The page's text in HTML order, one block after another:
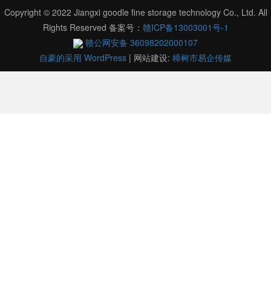
Copyright © 2022 Jiangxi goodle fine storage technology Co., Ltd. All
Rights Reserved 备案号： 赣ICP备13003001号-1
赣公网安备 36098202000107
自豪的采用 WordPress | 网站建设: 樟树市易企传媒